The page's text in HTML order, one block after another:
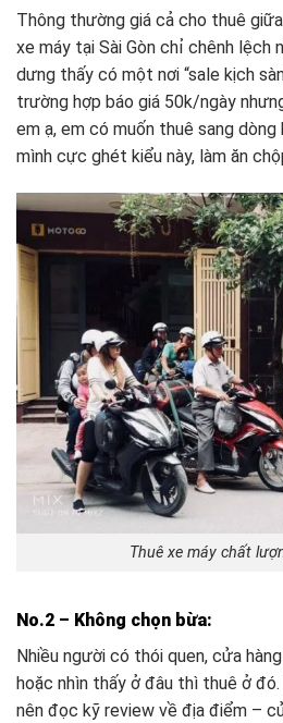
Thông thường giá cả cho thuê
xe máy tại Sài Gòn chỉ chênh lệch
dưng thấy có một nơi “sale kịch
trường hợp báo giá 50k/ngày
em ạ, em có muốn thuê sang
mình cực ghét kiểu này, làm ăn
Thuê xe máy chất
No.2 – Không chọn bừa:
Nhiều người có thói quen, cửa
hoặc nhìn thấy ở đâu thì thuê ở
nên đọc kỹ review về địa điểm –